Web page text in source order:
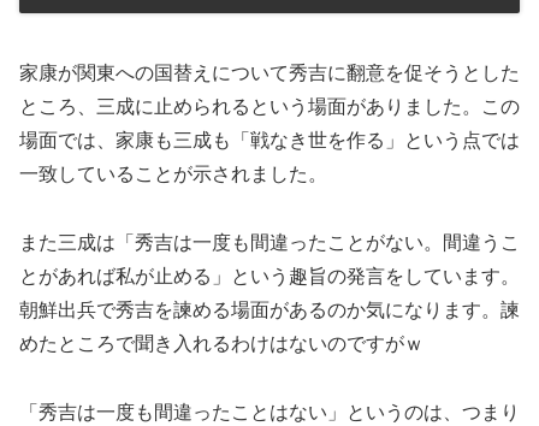
家康が関東への国替えについて秀吉に翻意を促そうとした
ところ、三成に止められるという場面がありました。この
場面では、家康も三成も「戦なき世を作る」という点では
一致していることが示されました。
また三成は「秀吉は一度も間違ったことがない。間違うこ
とがあれば私が止める」という趣旨の発言をしています。
朝鮮出兵で秀吉を諫める場面があるのか気になります。諫
めたところで聞き入れるわけはないのですがｗ
「秀吉は一度も間違ったことはない」というのは、つまり